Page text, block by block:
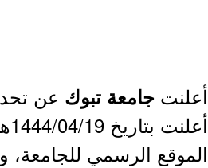
أعلنت جامعة تبوك عن
الموقع الرسمي للجامعة،